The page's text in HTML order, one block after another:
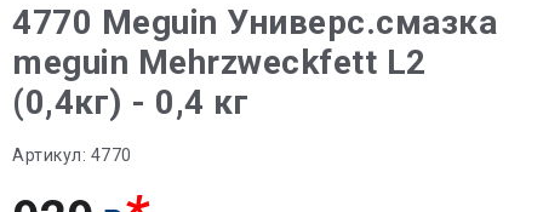
4770 Meguin Универс.смазка
meguin Mehrzweckfett L2
(0,4кг) - 0,4 кг
Артикул: 4770